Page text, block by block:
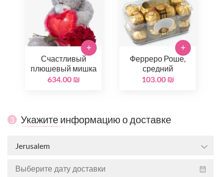
Счастливый
плюшевый мишка
634.00 ₪
+
Ферреро Роше,
средний
103.00 ₪
+
3 Укажите информацию о доставке
Jerusalem